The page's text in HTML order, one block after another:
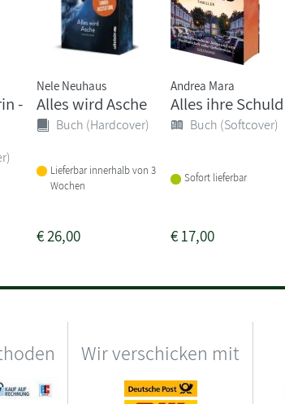
-
Nele Neuhaus
Alles wird Asche
Buch (Hardcover)
Lieferbar innerhalb von 3
Wochen
€26,00
Andrea Mara
Alles ihre Schuld
Buch (Softcover)
Sofort lieferbar
€17,00
Wir verschicken mit